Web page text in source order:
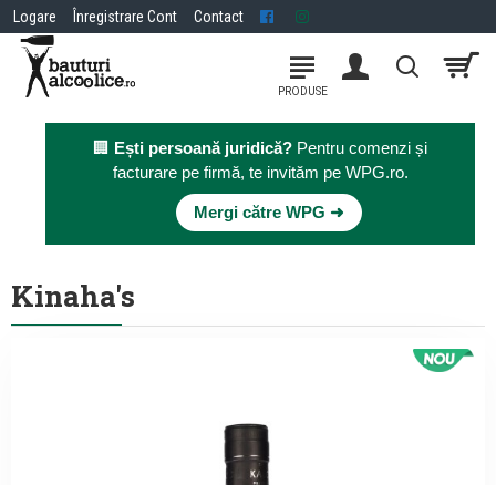
Logare Înregistrare Cont Contact
🏢 Ești persoană juridică? Pentru comenzi și
facturare pe firmă, te invităm pe WPG.ro.
Mergi către WPG ➜
Kinaha's